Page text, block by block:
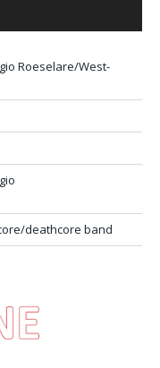
Roeselare/West-
deathcore band